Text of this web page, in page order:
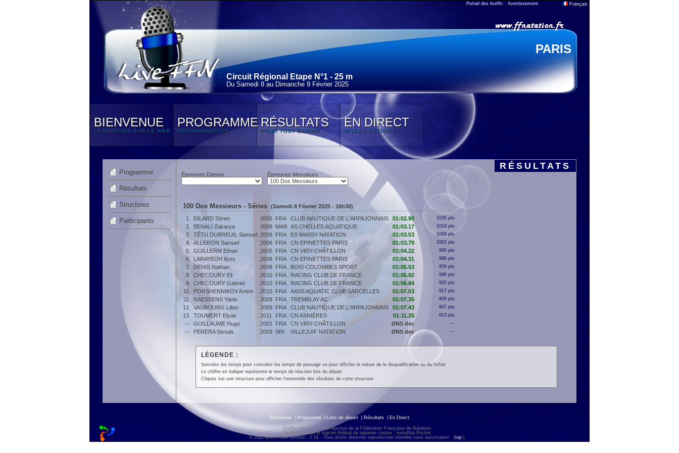
Portail des liveffn Avertissement Français
PARIS
Circuit Régional Etape N°1 - 25 m
Du Samedi 8 au Dimanche 9 Février 2025
BIENVENUE
LA NATATION SUR LE WEB
PROGRAMME
PROGRAMMATION
RÉSULTATS
POUR TOUT SAVOIR
EN DIRECT
VIVEZ L'ACTION !
Programme
Résultats
Structures
Participants
RÉSULTATS
Épreuves Dames Épreuves Messieurs
100 Dos Messieurs - Séries (Samedi 8 Février 2025 - 16h30)
1.
DILARD Sören 2006 FRA CLUB NAUTIQUE DE L'ARPAJONNAIS 01:02.90 1026 pts
2. BENALI Zakarya 2008 MAR AS.CHELLES AQUATIQUE 01:03.17 1018 pts
3. TÊTU DUBREUIL Samuel 2008 FRA ES MASSY NATATION 01:03.53 1009 pts
4. ALLERON Samuel 2006 FRA CN EPINETTES PARIS 01:03.79 1002 pts
5. GUILLERM Ethan 2005 FRA CN VIRY-CHÂTILLON 01:04.22 990 pts
6. LARAYEDH Ilyes 2008 FRA CN EPINETTES PARIS 01:04.31 988 pts
7. DENIS Nathan 2008 FRA BOIS-COLOMBES SPORT 01:05.53 956 pts
8. CHECOURY Eli 2010 FRA RACING CLUB DE FRANCE 01:05.92 946 pts
9. CHECOURY Gabriel 2010 FRA RACING CLUB DE FRANCE 01:06.84 922 pts
10. PORSHENNIKOV Artem 2010 FRA AASS AQUATIC CLUB SARCELLES 01:07.03 917 pts
11. NAESSENS Yanis 2009 FRA TREMBLAY AC 01:07.35 909 pts
12. VAUBOURG Lilian 2009 FRA CLUB NAUTIQUE DE L'ARPAJONNAIS 01:07.43 907 pts
13. TOUMERT Elyas 2011 FRA CN ASNIÈRES 01:11.25 813 pts
--- GUILLAUME Hugo 2001 FRA CN VIRY-CHÂTILLON DNS dec ---
--- PERERA Senula 2009 SRI VILLEJUIF NATATION DNS dec ---
LÉGENDE :
Survolez les temps pour consulter les temps de passage ou pour afficher la nature de la disqualification ou du forfait
Le chiffre en italiquereprésente le temps de réaction lors du départ
Cliquez sur une structure pour afficher l'ensemble des résultats de cette structure
Bienvenue Programme Liste de départ Résultats En Direct
liveffn.com est une production de la Fédération Française de Natation
Ce site exploite le logiciel fédéral de natation course : extraNat-Pocket
© 2011 liveffn.com version : 2.01 - Tous droits réservés reproduction interdite sans autorisation
[top ]